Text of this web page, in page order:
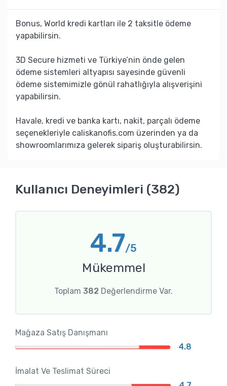
Bonus, World kredi kartları ile 2 taksitle ödeme
yapabilirsin.
3D Secure hizmeti ve Türkiye’nin önde gelen
ödeme sistemleri altyapısı sayesinde güvenli
ödeme sistemimizle gönül rahatlığıyla alışverişini
yapabilirsin.
Havale, kredi ve banka kartı, nakit, parçalı ödeme
seçenekleriyle caliskanofis.com üzerinden ya da
showroomlarımıza gelerek sipariş oluşturabilirsin.
Kullanıcı Deneyimleri (382)
4.7/5
Mükemmel
Toplam 382 Değerlendirme Var.
Mağaza Satış Danışmanı
4.8
İmalat Ve Teslimat Süreci